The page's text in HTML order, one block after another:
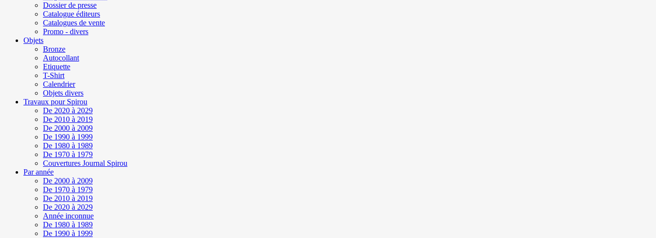
Dossier de presse
Catalogue éditeurs
Catalogues de vente
Promo - divers
Objets
Bronze
Autocollant
Etiquette
T-Shirt
Calendrier
Objets divers
Travaux pour Spirou
De 2020 à 2029
De 2010 à 2019
De 2000 à 2009
De 1990 à 1999
De 1980 à 1989
De 1970 à 1979
Couvertures Journal Spirou
Par année
De 2000 à 2009
De 1970 à 1979
De 2010 à 2019
De 2020 à 2029
Année inconnue
De 1980 à 1989
De 1990 à 1999